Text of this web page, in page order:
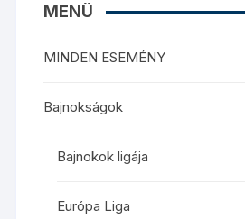
MENÜ
MINDEN ESEMÉNY
Bajnokságok
Bajnokok ligája
Európa Liga